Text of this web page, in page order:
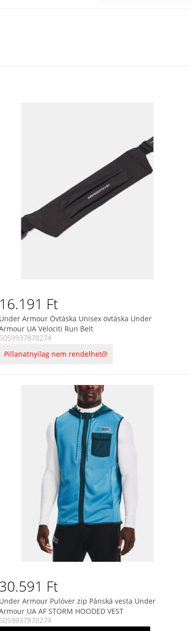
16.191 Ft
Under Armour Övtáska Unisex övtáska Under
UA Velociti Run Belt
5059937870274
Pillanatnyilag nem rendelhető!
30.591 Ft
Under Armour Pulóver zip Pánská vesta Under
UA AF STORM HOODED VEST
5059937870274